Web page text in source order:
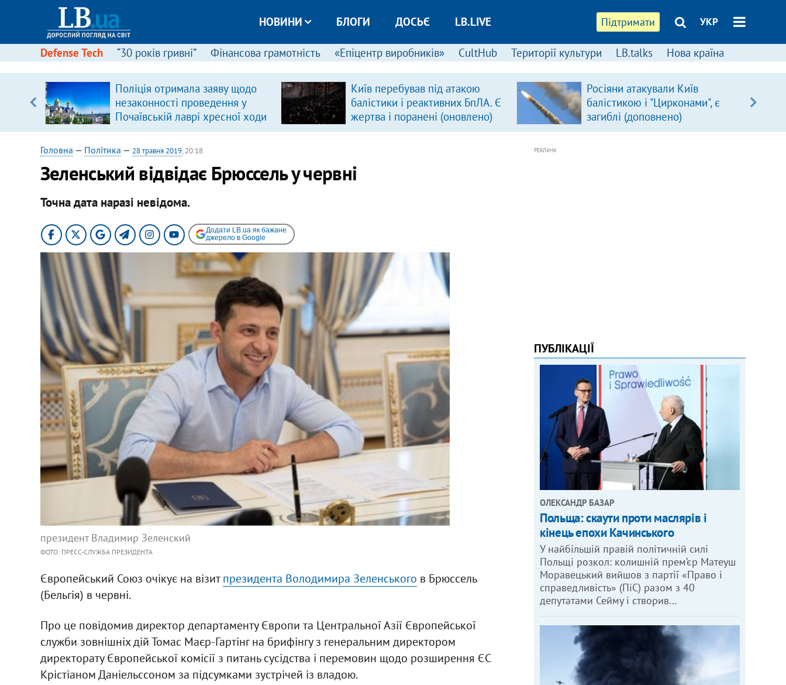
Підтримати УКР
НОВИНИ БЛОГИ ДОСЬЄ LB.LIVE
Defense Tech “30 років гривні” Фінансова грамотність «Епіцентр виробників» CultHub Території культури LB.talks Нова країна
Поліція отримала заяву щодо
незаконності проведення у
Почаївській лаврі хресної ходи
Київ перебував під атакою
балістики і реактивних БпЛА. Є
жертва і поранені (оновлено)
Росіяни атакували Київ
балістикою і "Цирконами", є
загиблі (доповнено)
Головна — Політика — 28 травня 2019, 20:18
Зеленський відвідає Брюссель у червні
Точна дата наразі невідома.
Додати LB.ua як бажане
джерело в Google
президент Владимир Зеленский
ФОТО: ПРЕСС-СЛУЖБА ПРЕЗИДЕНТА
Європейський Союз очікує на візитпрезидента Володимира Зеленського в Брюссель
(Бельгія) в червні.
Про це повідомив директор департаменту Європи та Центральної Азії Європейської
служби зовнішніх дій Томас Маєр-Гартінг на брифінгу з генеральним директором
директорату Європейської комісії з питань сусідства і перемовин щодо розширення ЄС
Крістіаном Даніельссоном за підсумками зустрічей із владою.
РЕКЛАМА
ПУБЛІКАЦІЇ
ОЛЕКСАНДР БАЗАР
Польща: скаути проти маслярів і
кінець епохи Качинського
У найбільшій правій політичній силі
Польщі розкол: колишній прем’єр Матеуш
Моравецький вийшов з партії «Право і
справедливість» (ПіС) разом з 40
депутатами Сейму і створив…